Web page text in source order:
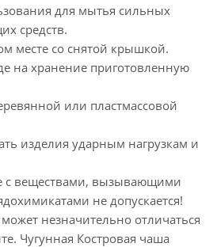
для мытья сильных
средств.
месте со снятой крышкой.
на хранение приготовленную
или пластмассовой
изделия ударным нагрузкам и
с веществами, вызывающими
не допускается!
незначительно отличаться
Чугунная Костровая чаша